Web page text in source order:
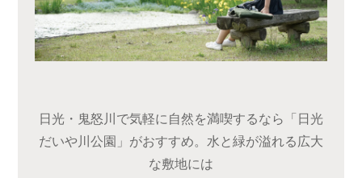
日光・鬼怒川で気軽に自然を満喫するなら「日光
だいや川公園」がおすすめ。水と緑が溢れる広大
な敷地には